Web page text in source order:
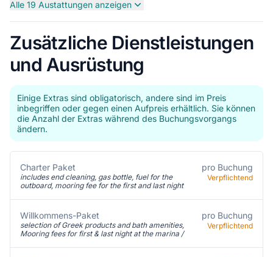
Alle 19 Austattungen anzeigen
Zusätzliche Dienstleistungen
und Ausrüstung
Einige Extras sind obligatorisch, andere sind im Preis
inbegriffen oder gegen einen Aufpreis erhältlich. Sie können
die Anzahl der Extras während des Buchungsvorgangs
ändern.
Charter Paket
includes end cleaning, gas bottle, fuel for the
outboard, mooring fee for the first and last night
pro Buchung
Verpflichtend
Willkommens-Paket
selection of Greek products and bath amenities,
Mooring fees for first & last night at the marina /
pro Buchung
Verpflichtend